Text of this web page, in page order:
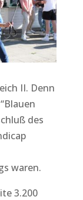
II. Denn
des
waren.
3.200